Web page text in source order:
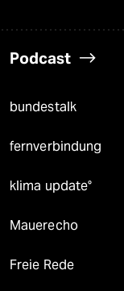
Podcast
bundestalk
fernverbindung
klima update°
Mauerecho
Freie Rede